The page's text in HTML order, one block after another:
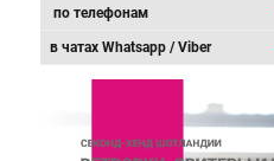
по телефонам
в чатах Whatsapp / Viber